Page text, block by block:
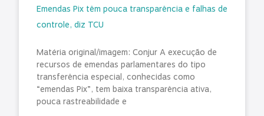
Emendas Pix têm pouca transparência e falhas de
controle, diz TCU
Matéria original/imagem: Conjur A execução de
recursos de emendas parlamentares do tipo
transferência especial, conhecidas como
“emendas Pix”, tem baixa transparência ativa,
pouca rastreabilidade e